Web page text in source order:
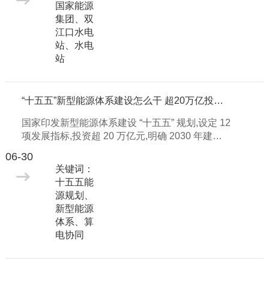
国家能源
集团、双
江口水电
站、水电
站
“十五五”新型能源体系建设怎么干 超20万亿投资要来了
国家印发新型能源体系建设 “十五五” 规划,设定 12
项发展指标,投资超 20 万亿元,明确 2030 年建设
源双向赋能。
06-30
关键词：
十五五能
源规划、
新型能源
体系、算
电协同